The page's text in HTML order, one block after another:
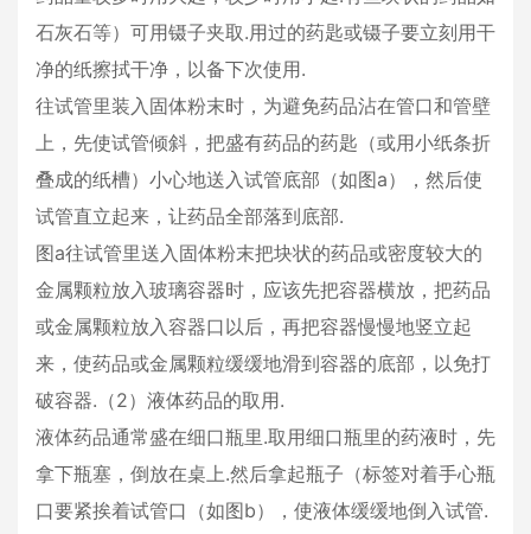
石灰石等）可用镊子夹取.用过的药匙或镊子要立刻用干
净的纸擦拭干净，以备下次使用.
往试管里装入固体粉末时，为避免药品沾在管口和管壁
上，先使试管倾斜，把盛有药品的药匙（或用小纸条折
叠成的纸槽）小心地送入试管底部（如图a），然后使
试管直立起来，让药品全部落到底部.
图a往试管里送入固体粉末把块状的药品或密度较大的
金属颗粒放入玻璃容器时，应该先把容器横放，把药品
或金属颗粒放入容器口以后，再把容器慢慢地竖立起
来，使药品或金属颗粒缓缓地滑到容器的底部，以免打
破容器.（2）液体药品的取用.
液体药品通常盛在细口瓶里.取用细口瓶里的药液时，先
拿下瓶塞，倒放在桌上.然后拿起瓶子（标签对着手心瓶
口要紧挨着试管口（如图b），使液体缓缓地倒入试管.